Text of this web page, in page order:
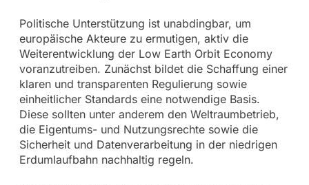
Politische Unterstützung ist unabdingbar, um
europäische Akteure zu ermutigen, aktiv die
Weiterentwicklung der Low Earth Orbit Economy
voranzutreiben. Zunächst bildet die Schaffung einer
klaren und transparenten Regulierung sowie
einheitlicher Standards eine notwendige Basis.
Diese sollten unter anderem den Weltraumbetrieb,
die Eigentums- und Nutzungsrechte sowie die
Sicherheit und Datenverarbeitung in der niedrigen
Erdumlaufbahn nachhaltig regeln.